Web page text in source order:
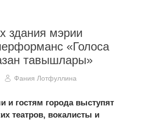
здания мэрии
«Голоса
тавышлары»
Фания Лотфуллина
и гостям города выступят
театров, вокалисты и